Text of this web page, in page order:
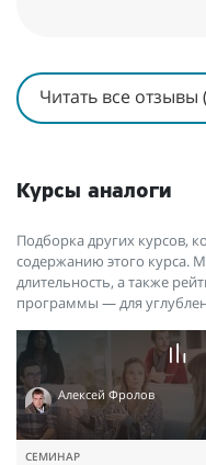
Читать все отзывы
Курсы аналоги
Подборка других курсов,
содержанию этого курса.
длительность, а также
программы — для
Алексей Фролов
СЕМИНАР